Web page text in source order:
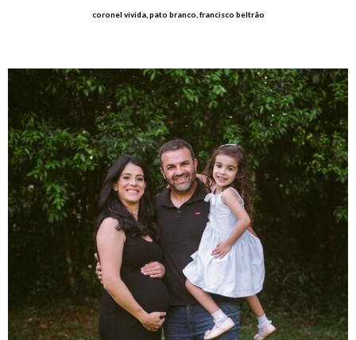
coronel vivida, pato branco, francisco beltrão